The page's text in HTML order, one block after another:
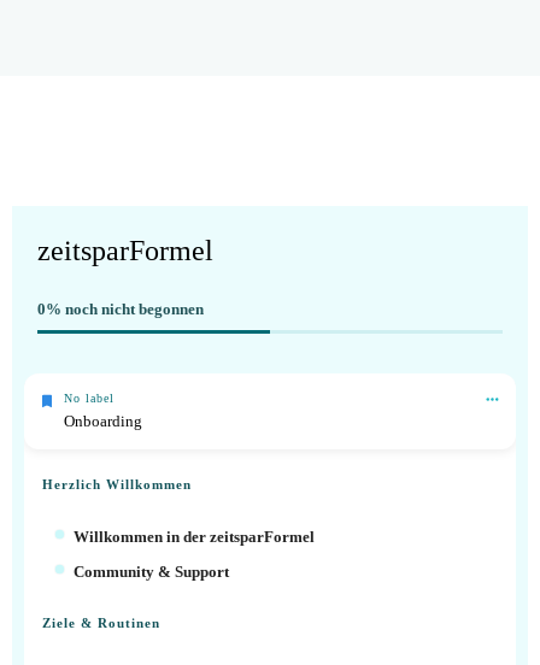
zeitsparFormel
0% noch nicht begonnen
No label
Onboarding
Herzlich Willkommen
Willkommen in der zeitsparFormel
Community & Support
Ziele & Routinen